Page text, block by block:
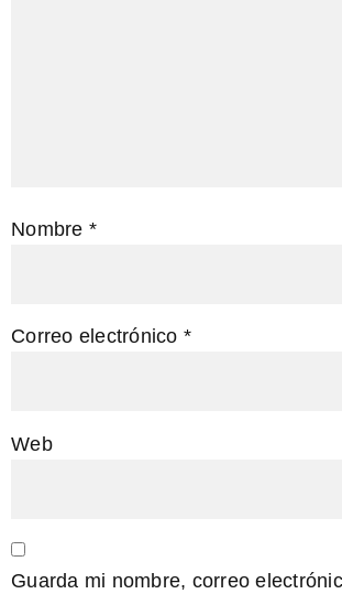
Nombre *
Correo electrónico *
Web
Guarda mi nombre, correo